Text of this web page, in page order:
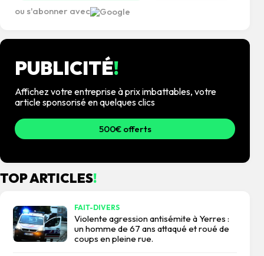
ou s'abonner avec
PUBLICITÉ!
Affichez votre entreprise à prix imbattables, votre
article sponsorisé en quelques clics
500€ offerts
TOP ARTICLES!
FAIT-DIVERS
Violente agression antisémite à Yerres :
un homme de 67 ans attaqué et roué de
coups en pleine rue.